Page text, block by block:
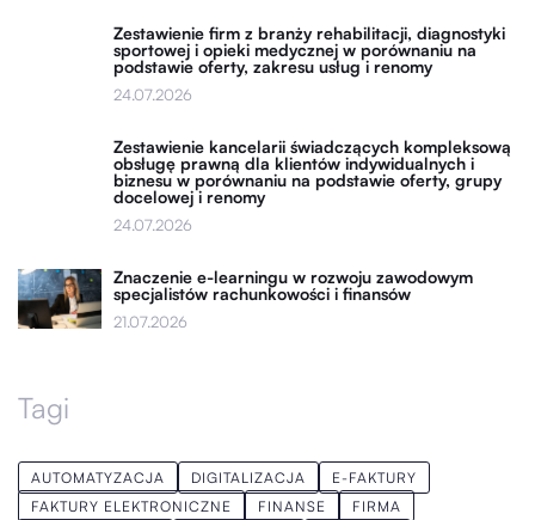
Zestawienie firm z branży rehabilitacji, diagnostyki
sportowej i opieki medycznej w porównaniu na
podstawie oferty, zakresu usług i renomy
24.07.2026
Zestawienie kancelarii świadczących kompleksową
obsługę prawną dla klientów indywidualnych i
biznesu w porównaniu na podstawie oferty, grupy
docelowej i renomy
24.07.2026
Znaczenie e-learningu w rozwoju zawodowym
specjalistów rachunkowości i finansów
21.07.2026
Tagi
AUTOMATYZACJA DIGITALIZACJA
E-FAKTURY
FAKTURY ELEKTRONICZNE
FINANSE
FIRMA